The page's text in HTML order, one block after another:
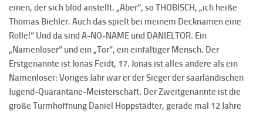
einen, der sich blöd anstellt. „Aber“, so THOBISCH, „ich heiße
Thomas Biehler. Auch das spielt bei meinem Decknamen eine
Rolle!“ Und da sind A-NO-NAME und DANIELTOR. Ein
„Namenloser“ und ein „Tor“, ein einfältiger Mensch. Der
Erstgenannte ist Jonas Feidt, 17. Jonas ist alles andere als ein
Namenloser: Voriges Jahr war er der Sieger der saarländischen
Jugend-Quarantäne-Meisterschaft. Der Zweitgenannte ist die
große Turmhoffnung Daniel Hoppstädter, gerade mal 12 Jahre